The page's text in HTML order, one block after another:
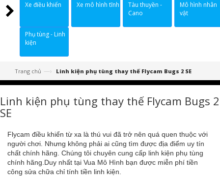
Xe điều khiển Xe mô hình tĩnh
Tàu thuyền -
Cano
Mô hình nhân
vật
Phụ tùng - Linh
kiện
Trang chủ —› Linh kiện phụ tùng thay thế Flycam Bugs 2 SE
Linh kiện phụ tùng thay thế Flycam Bugs 2
SE
Flycam điều khiển từ xa là thú vui đã trở nên quá quen thuộc với
người chơi. Nhưng không phải ai cũng tìm được địa điểm uy tín
chất chính hãng. Chúng tôi chuyên cung cấp linh kiện phụ tùng
chính hãng.Duy nhất tại Vua Mô Hình bạn được miễn phí tiền
công sửa chữa chỉ tính tiền linh kiện.